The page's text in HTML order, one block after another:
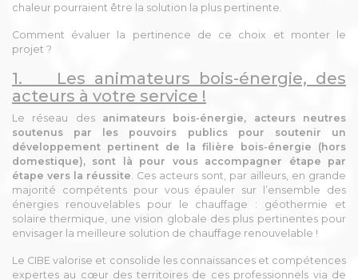
chaleur pourraient être la solution la plus pertinente.
Comment évaluer la pertinence de ce choix et monter le
projet ?
1. Les animateurs bois-énergie, des
acteurs à votre service !
Le réseau des animateurs bois-énergie, acteurs neutres
soutenus par les pouvoirs publics pour soutenir un
développement pertinent de la filière bois-énergie (hors
domestique), sont là pour vous accompagner étape par
étape vers la réussite. Ces acteurs sont, par ailleurs, en grande
majorité compétents pour vous épauler sur l’ensemble des
énergies renouvelables pour le chauffage : géothermie et
solaire thermique, une vision globale des plus pertinentes pour
envisager la meilleure solution de chauffage renouvelable !
Le CIBE valorise et consolide les connaissances et compétences
expertes au cœur des territoires de ces professionnels via de